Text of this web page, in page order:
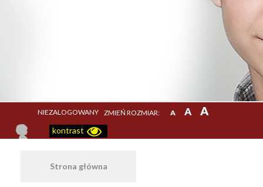
NIEZALOGOWANY ZMIEŃ ROZMIAR: A A A
kontrast
Strona główna